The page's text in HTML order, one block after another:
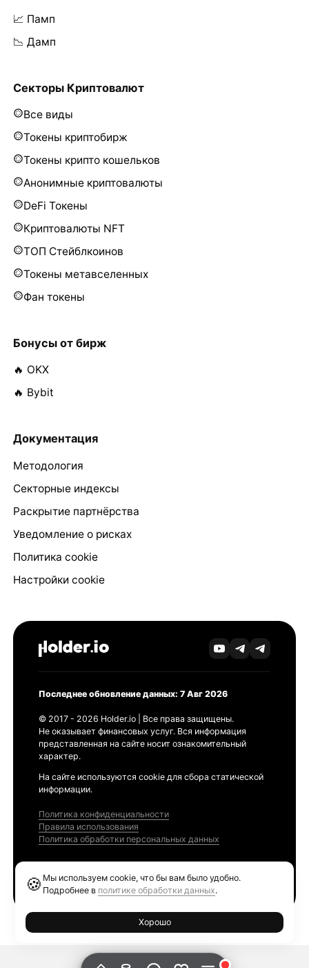
📈 Памп
📉 Дамп
Секторы Криптовалют
Все виды
Токены криптобирж
Токены крипто кошельков
Анонимные криптовалюты
DeFi Токены
Криптовалюты NFT
ТОП Стейблкоинов
Токены метавселенных
Фан токены
Бонусы от бирж
🔥 OKX
🔥 Bybit
Документация
Методология
Секторные индексы
Раскрытие партнёрства
Уведомление о рисках
Политика cookie
Настройки cookie
Последнее обновление данных: 7 Авг 2026
© 2017 - 2026 Holder.io | Все права защищены.
Не оказывает финансовых услуг. Вся информация
представленная на сайте носит ознакомительный
характер.
На сайте используются cookie для сбора статической
информации.
Политика конфиденциальности
Правила использования
Политика обработки персональных данных
🍪 Мы используем cookie, что бы вам было удобно.
Подробнее в политике обработки данных.
Хорошо
Ethereum GAS Tracker